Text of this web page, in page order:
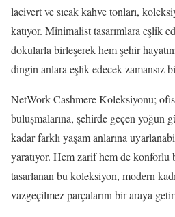
lacivert ve sıcak kahve tonları,
katıyor. Minimalist tasarımlara eşlik
dokularla birleşerek hem şehir
dingin anlara eşlik edecek zamansız
NetWork Cashmere Koleksiyonu;
buluşmalarına, şehirde geçen yoğun
kadar farklı yaşam anlarına
yaratıyor. Hem zarif hem de
tasarlanan bu koleksiyon, modern
vazgeçilmez parçalarını bir araya